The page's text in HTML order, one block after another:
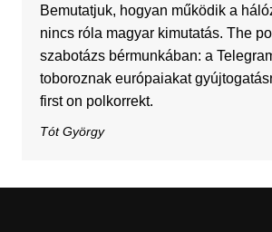
Bemutatjuk, hogyan működik a
nincs róla magyar kimutatás. The
szabotázs bérmunkában: a
toboroznak európaiakat
first on polkorrekt.
Tót György